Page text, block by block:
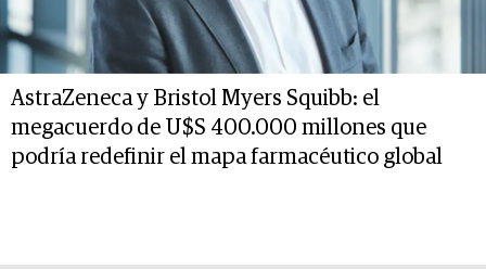
AstraZeneca y Bristol Myers Squibb: el
megacuerdo de U$S 400.000 millones que
podría redefinir el mapa farmacéutico global